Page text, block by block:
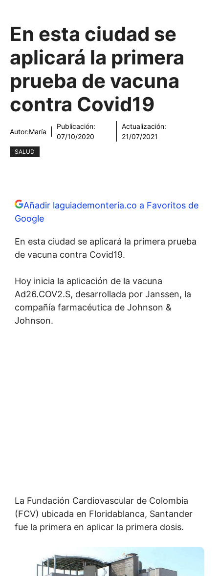
En esta ciudad se
aplicará la primera
prueba de vacuna
contra Covid19
Autor:María
Publicación:
07/10/2020
Actualización:
21/07/2021
SALUD
Añadir laguiademonteria.co a Favoritos de
Google
En esta ciudad se aplicará la primera prueba
de vacuna contra Covid19.
Hoy inicia la aplicación de la vacuna
Ad26.COV2.S, desarrollada por Janssen, la
compañía farmacéutica de Johnson &
Johnson.
La Fundación Cardiovascular de Colombia
(FCV) ubicada en Floridablanca, Santander
fue la primera en aplicar la primera dosis.